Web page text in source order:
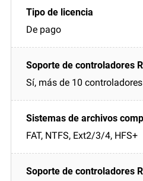
De pago
Sí, más de 10 controladores
FAT, NTFS, Ext2/3/4, HFS+